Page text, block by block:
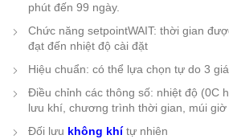
phút đến 99 ngày.
Chức năng setpointWAIT: thời gian
đạt đến nhiệt độ cài đặt
Hiệu chuẩn: có thể lựa chọn tự do 3
Điều chỉnh các thông số: nhiệt độ (0C
lưu khí, chương trình thời gian, múi giờ
Đối lưu không khítự nhiên